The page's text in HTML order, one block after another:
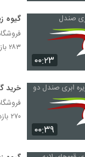
۰۰:۲۳
گیوه
۲۸۳ بازدید
۰۰:۳۹
خرید
۲۷۰ بازدید